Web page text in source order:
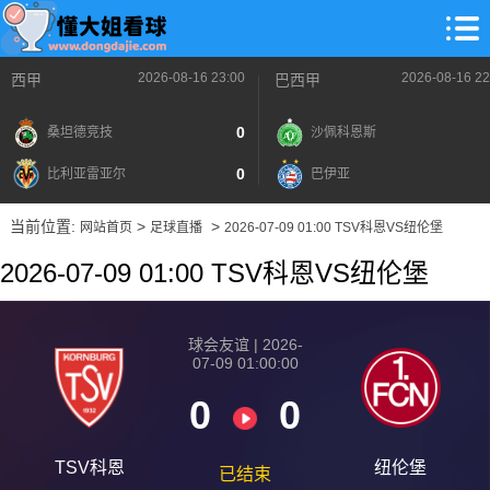
西甲 2026-08-16 23:00
桑坦德竞技 0
比利亚雷亚尔 0
巴西甲 2026-08-16
沙佩科恩斯
巴伊亚
当前位置: 网站首页> 足球直播> 2026-07-09 01:00 TSV科恩VS纽伦堡
2026-07-09 01:00 TSV科恩VS纽伦堡
TSV科恩
球会友谊 | 2026-
07-09 01:00:00
0 0
已结束 纽伦堡